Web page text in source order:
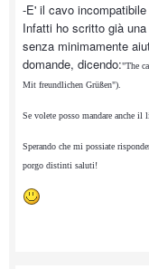
-E' il cavo
Infatti ho scritto già
senza minimamente
domande, dicendo:"The
Mit freundlichen Grüßen").
Se volete posso mandare anche
Sperando che mi possiate
porgo distinti saluti!